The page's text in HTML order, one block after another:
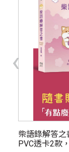
柴語錄解答
PVC透卡2款
‹